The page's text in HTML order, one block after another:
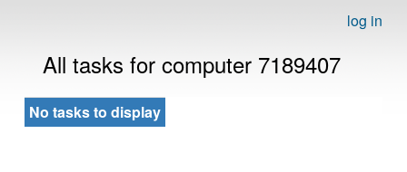
log in
All tasks for computer 7189407
No tasks to display